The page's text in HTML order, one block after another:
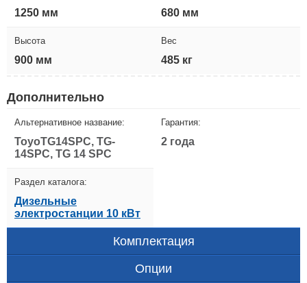
1250 мм 680 мм
Высота
900 мм
Вес
485 кг
Дополнительно
Альтернативное название:
ToyoTG14SPC, TG-
14SPC, TG 14 SPC
Гарантия:
2 года
Раздел каталога:
Дизельные
электростанции 10 кВт
Комплектация
Опции